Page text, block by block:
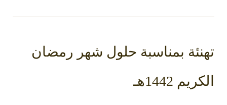
تهنئة بمناسبة حلول شهر رمضان
الكريم 1442هـ